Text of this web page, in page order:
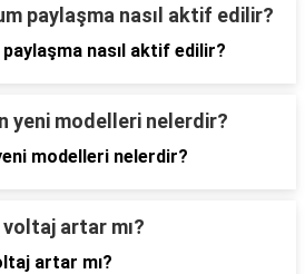
nasıl aktif edilir?
modelleri nelerdir?
artar mı?